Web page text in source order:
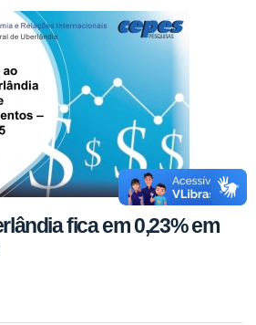
fica em 0,23% em